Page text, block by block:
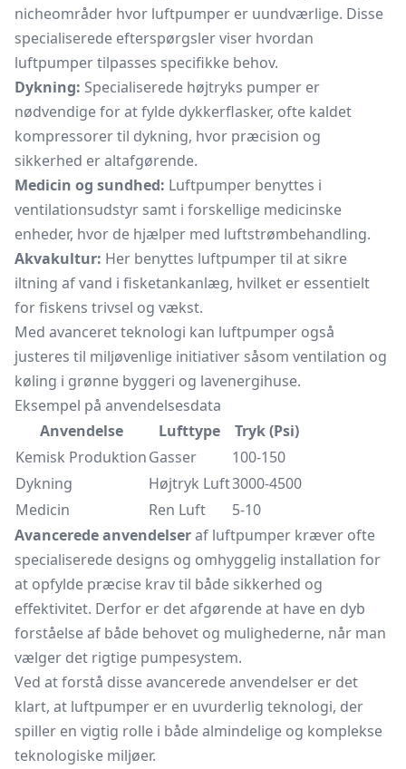
nicheområder hvor luftpumper er uundværlige. Disse
specialiserede efterspørgsler viser hvordan
luftpumper tilpasses specifikke behov.
Dykning: Specialiserede højtryks pumper er
nødvendige for at fylde dykkerflasker, ofte kaldet
kompressorer til dykning, hvor præcision og
sikkerhed er altafgørende.
Medicin og sundhed: Luftpumper benyttes i
ventilationsudstyr samt i forskellige medicinske
enheder, hvor de hjælper med luftstrømbehandling.
Akvakultur: Her benyttes luftpumper til at sikre
iltning af vand i fisketankanlæg, hvilket er essentielt
for fiskens trivsel og vækst.
Med avanceret teknologi kan luftpumper også
justeres til miljøvenlige initiativer såsom ventilation og
køling i grønne byggeri og lavenergihuse.
Eksempel på anvendelsesdata
Anvendelse
Lufttype
Tryk (Psi)
Kemisk ProduktionGasser
100-150
Dykning
Højtryk Luft3000-4500
Medicin
Ren Luft
5-10
Avancerede anvendelseraf luftpumper kræver ofte
specialiserede designs og omhyggelig installation for
at opfylde præcise krav til både sikkerhed og
effektivitet. Derfor er det afgørende at have en dyb
forståelse af både behovet og mulighederne, når man
vælger det rigtige pumpesystem.
Ved at forstå disse avancerede anvendelser er det
klart, at luftpumper er en uvurderlig teknologi, der
spiller en vigtig rolle i både almindelige og komplekse
teknologiske miljøer.